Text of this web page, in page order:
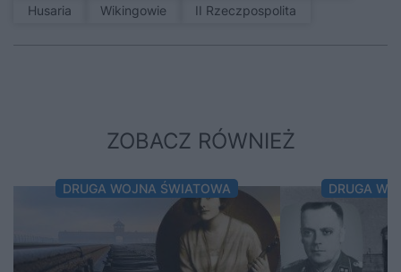
Husaria
Wikingowie II Rzeczpospolita
ZOBACZ RÓWNIEŻ
DRUGA WOJNA ŚWIATOWA DRUGA